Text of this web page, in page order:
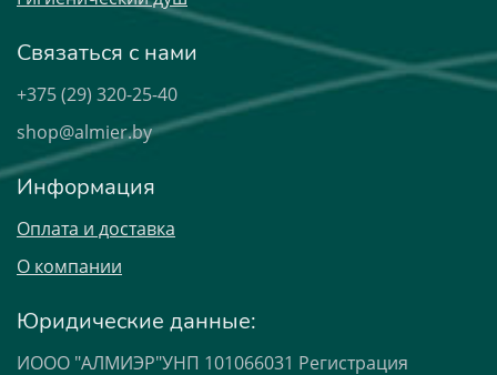
Связаться с нами
+375 (29) 320-25-40
shop@almier.by
Информация
Оплата и доставка
О компании
Юридические данные:
ИООО "АЛМИЭР"УНП 101066031 Регистрация